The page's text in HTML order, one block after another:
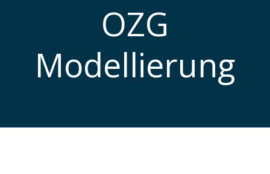
OZG
Modellierung